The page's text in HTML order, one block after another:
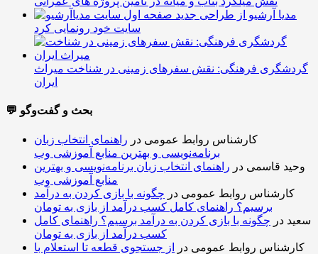
مدیا آرشیو از طراحی جدید
سایت خود رونمایی کرد
گردشگری فرهنگی: نقش سفرهای زمینی در شناخت میراث
ایران
💬 بحث و گفت‌وگو
کارشناس روابط عمومی در راهنمای انتخاب زبان
برنامه‌نویسی و بهترین منابع آموزشی وب
وحید قاسمی در راهنمای انتخاب زبان برنامه‌نویسی و بهترین
منابع آموزشی وب
کارشناس روابط عمومی در چگونه با بازی کردن به درآمد
برسیم؟ راهنمای کامل کسب درآمد از بازی به تومان
سعید در چگونه با بازی کردن به درآمد برسیم؟ راهنمای کامل
کسب درآمد از بازی به تومان
کارشناس روابط عمومی در
از جستجوی قطعه تا استعلام با